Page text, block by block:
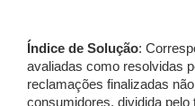
Índice de Solução:
avaliadas como resolvidas
reclamações finalizadas
consumidores, dividida pelo